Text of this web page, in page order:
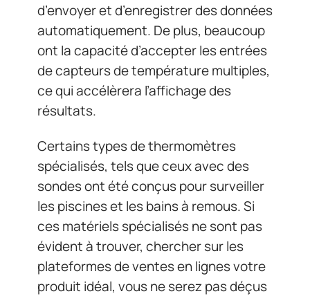
d’envoyer et d’enregistrer des données
automatiquement. De plus, beaucoup
ont la capacité d’accepter les entrées
de capteurs de température multiples,
ce qui accélèrera l’affichage des
résultats.
Certains types de thermomètres
spécialisés, tels que ceux avec des
sondes ont été conçus pour surveiller
les piscines et les bains à remous. Si
ces matériels spécialisés ne sont pas
évident à trouver, chercher sur les
plateformes de ventes en lignes votre
produit idéal, vous ne serez pas déçus